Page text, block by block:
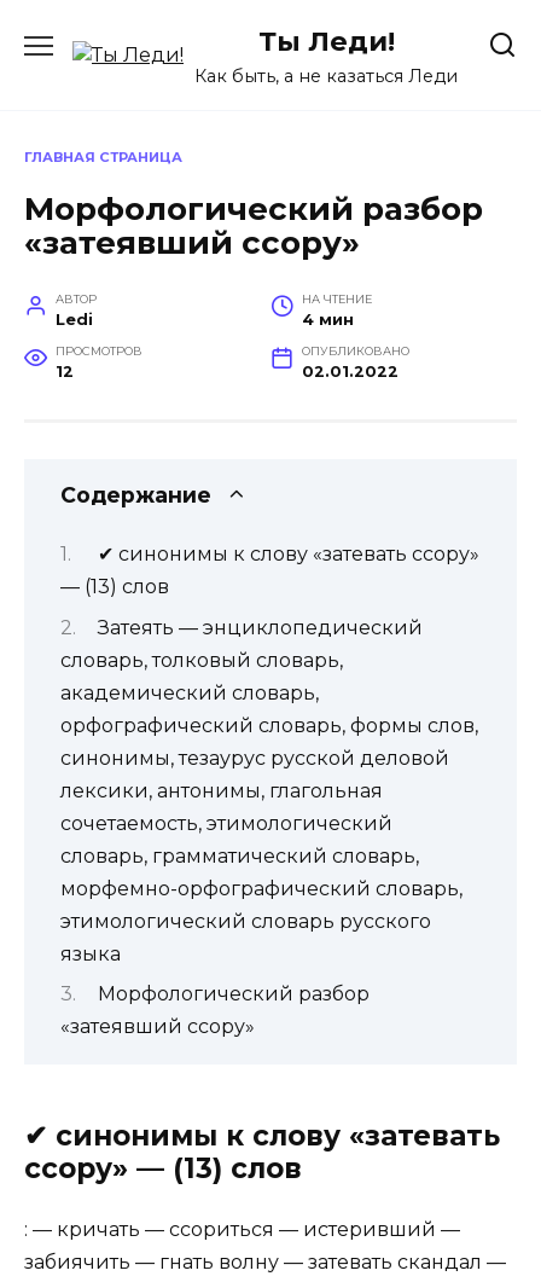
содержанию
Ты Леди!
Как быть, а не казаться Леди
ГЛАВНАЯ СТРАНИЦА
Морфологический разбор
«затеявший ссору»
АВТОР
Ledi
НА ЧТЕНИЕ
4 мин
ПРОСМОТРОВ
12
ОПУБЛИКОВАНО
02.01.2022
Содержание
✔ синонимы к слову «затевать ссору»
— (13) слов
Затеять — энциклопедический
словарь, толковый словарь,
академический словарь,
орфографический словарь, формы слов,
синонимы, тезаурус русской деловой
лексики, антонимы, глагольная
сочетаемость, этимологический
словарь, грамматический словарь,
морфемно-орфографический словарь,
этимологический словарь русского
языка
Морфологический разбор
«затеявший ссору»
✔ синонимы к слову «затевать
ссору» — (13) слов
: — кричать — ссориться — истеривший —
забиячить — гнать волну — затевать скандал —